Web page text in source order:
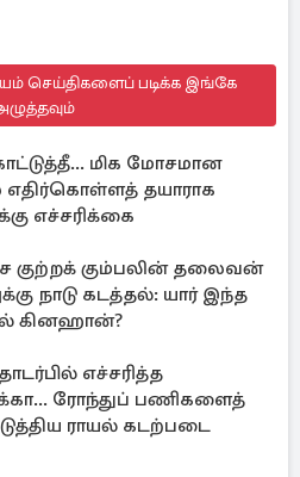
செய்திகளைப் படிக்க இங்கே
மிக மோசமான
தயாராக
எச்சரிக்கை
குற்றக் கும்பலின் தலைவன்
நாடு கடத்தல்: யார் இந்த
கினஹான்?
எச்சரித்த
ரோந்துப் பணிகளைத்
ராயல் கடற்படை